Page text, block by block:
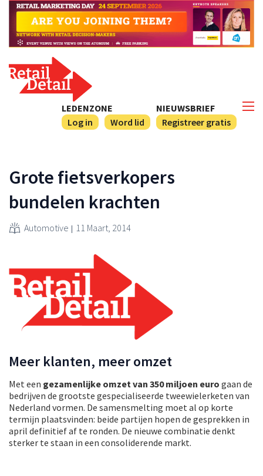
NIEUWSBRIEF
Registreer gratis
LEDENZONE
Log in
Word lid
Grote fietsverkopers
bundelen krachten
Automotive 11 Maart, 2014
Meer klanten, meer omzet
Met een gezamenlijke omzet van 350 miljoen euro gaan de
bedrijven de grootste gespecialiseerde tweewielerketen van
Nederland vormen. De samensmelting moet al op korte
termijn plaatsvinden: beide partijen hopen de gesprekken in
april definitief af te ronden. De nieuwe combinatie denkt
sterker te staan in een consoliderende markt.